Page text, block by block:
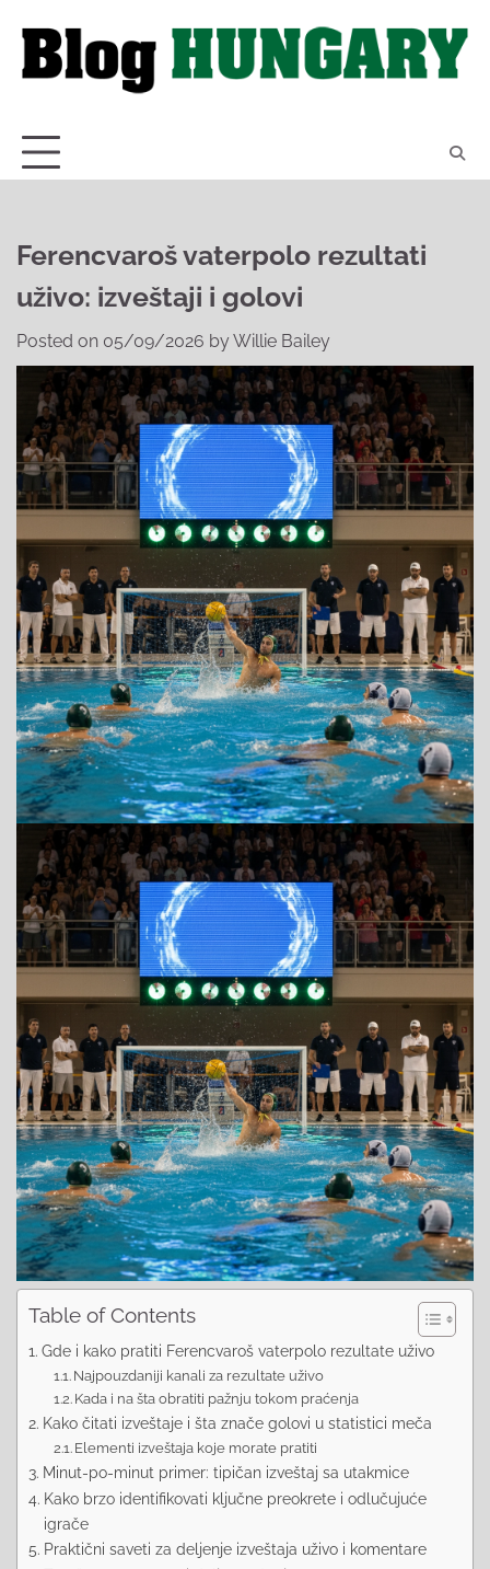
content
Ferencvaroš vaterpolo rezultati
uživo: izveštaji i golovi
Posted on 05/09/2026 byWillie Bailey
Table of Contents
Gde i kako pratiti Ferencvaroš vaterpolo rezultate uživo
Najpouzdaniji kanali za rezultate uživo
Kada i na šta obratiti pažnju tokom praćenja
Kako čitati izveštaje i šta znače golovi u statistici meča
Elementi izveštaja koje morate pratiti
Minut-po-minut primer: tipičan izveštaj sa utakmice
Kako brzo identifikovati ključne preokrete i odlučujuće
igrače
Praktični saveti za deljenje izveštaja uživo i komentare